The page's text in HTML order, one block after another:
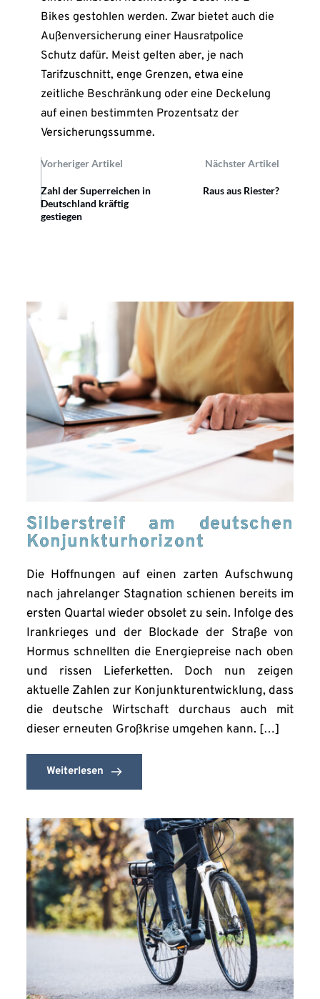
Silberstreif am deutschen
Konjunkturhorizont
Die Hoffnungen auf einen zarten Aufschwung
nach jahrelanger Stagnation schienen bereits im
ersten Quartal wieder obsolet zu sein. Infolge des
Irankrieges und der Blockade der Straße von
Hormus schnellten die Energiepreise nach oben
und rissen Lieferketten. Doch nun zeigen
aktuelle Zahlen zur Konjunkturentwicklung, dass
die deutsche Wirtschaft durchaus auch mit
dieser erneuten Großkrise umgehen kann. […]
Weiterlesen
Bikes gestohlen werden. Zwar bietet auch die
Außenversicherung einer Hausratpolice
Schutz dafür. Meist gelten aber, je nach
Tarifzuschnitt, enge Grenzen, etwa eine
zeitliche Beschränkung oder eine Deckelung
auf einen bestimmten Prozentsatz der
Versicherungssumme.
Vorheriger Artikel Nächster Artikel
Zahl der Superreichen in
Deutschland kräftig
gestiegen
Raus aus Riester?